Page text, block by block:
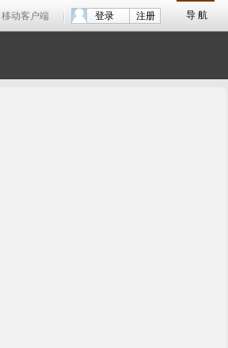
导 航
移动客户端 注册
登录